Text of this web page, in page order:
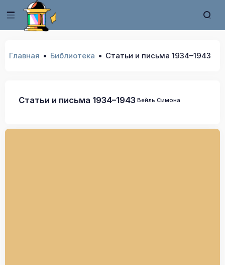
Главная Библиотека Статьи и письма 1934–1943
Статьи и письма 1934–1943 Вейль Симона